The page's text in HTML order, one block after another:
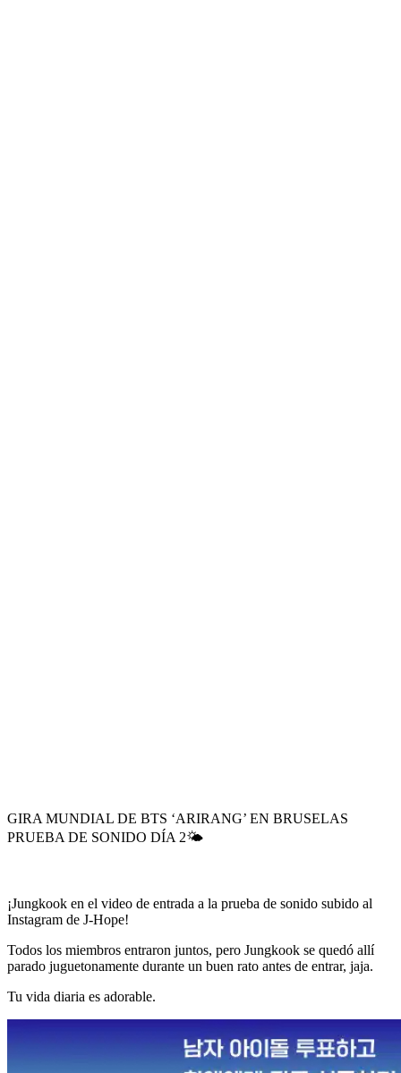
GIRA MUNDIAL DE BTS ‘ARIRANG’ EN BRUSELAS
PRUEBA DE SONIDO DÍA 2🌤️
¡Jungkook en el video de entrada a la prueba de sonido subido al
Instagram de J-Hope!
Todos los miembros entraron juntos, pero Jungkook se quedó allí
parado juguetonamente durante un buen rato antes de entrar, jaja.
Tu vida diaria es adorable.